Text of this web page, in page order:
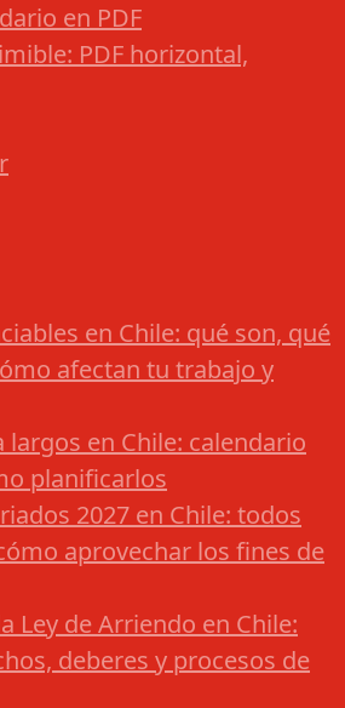
en PDF
PDF horizontal,
en Chile: qué son, qué
afectan tu trabajo y
largos en Chile: calendario
planificarlos
2027 en Chile: todos
aprovechar los fines de
Ley de Arriendo en Chile:
deberes y procesos de